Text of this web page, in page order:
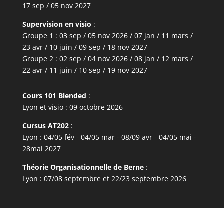
17 sep / 05 nov 2027
Supervision en visio :
Groupe 1 : 03 sep / 05 nov 2026 / 07 jan / 11 mars /
23 avr / 10 juin / 09 sep / 18 nov 2027
Groupe 2 : 02 sep / 04 nov 2026 / 08 jan / 12 mars /
22 avr / 11 juin / 10 sep / 19 nov 2027
Cours 101 Blended :
Lyon et visio : 09 octobre 2026
Cursus AT202:
Lyon : 04/05 fév - 04/05 mar - 08/09 avr - 04/05 mai -
28mai 2027
Théorie Organisationnelle de Berne:
Lyon : 07/08 septembre et 22/23 septembre 2026